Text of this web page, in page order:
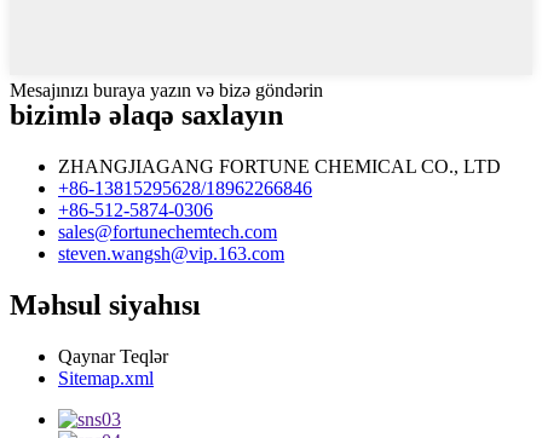
Mesajınızı buraya yazın və bizə göndərin
bizimlə əlaqə saxlayın
ZHANGJIAGANG FORTUNE CHEMICAL CO., LTD
+86-13815295628/18962266846
+86-512-5874-0306
sales@fortunechemtech.com
steven.wangsh@vip.163.com
Məhsul siyahısı
Qaynar Teqlər
Sitemap.xml